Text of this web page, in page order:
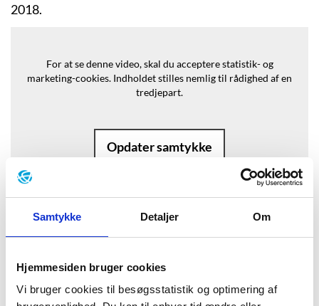
Samtykke Detaljer Om
Hjemmesiden bruger cookies
Vi bruger cookies til besøgsstatistik og optimering af
2018.
For at se denne video, skal du acceptere statistik- og
marketing-cookies. Indholdet stilles nemlig til rådighed af en
tredjepart.
Opdater samtykke
Baggrund
”Han var alt for kvik til at være taber,